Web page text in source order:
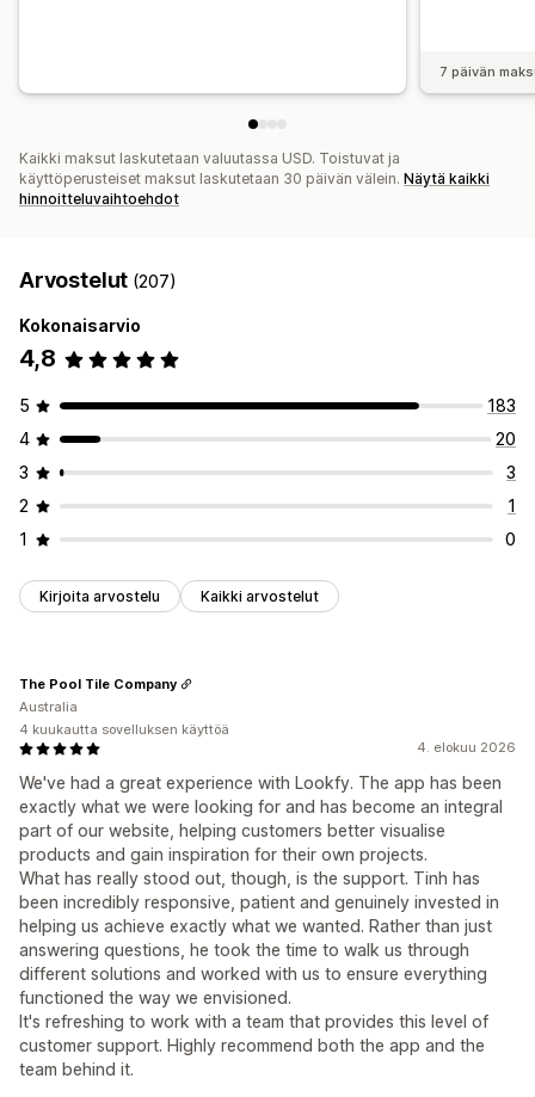
7 päivän
Kaikki maksut laskutetaan valuutassa USD. Toistuvat ja
käyttöperusteiset maksut laskutetaan 30 päivän välein. Näytä kaikki
hinnoitteluvaihtoehdot
Arvostelut (207)
Kokonaisarvio
4,8
5
183
4
20
3
3
2
1
1
0
Kirjoita arvostelu Kaikki arvostelut
4. elokuu 2026
We've had a great experience with Lookfy. The app has been
exactly what we were looking for and has become an integral
part of our website, helping customers better visualise
products and gain inspiration for their own projects.
What has really stood out, though, is the support. Tinh has
been incredibly responsive, patient and genuinely invested in
helping us achieve exactly what we wanted. Rather than just
answering questions, he took the time to walk us through
different solutions and worked with us to ensure everything
functioned the way we envisioned.
It's refreshing to work with a team that provides this level of
customer support. Highly recommend both the app and the
team behind it.
The Pool Tile Company
Australia
4 kuukautta sovelluksen käyttöä